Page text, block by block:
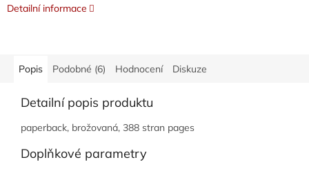
Detailní informace
Popis Podobné (6) Hodnocení Diskuze
Detailní popis produktu
paperback, brožovaná, 388 stran pages
Doplňkové parametry